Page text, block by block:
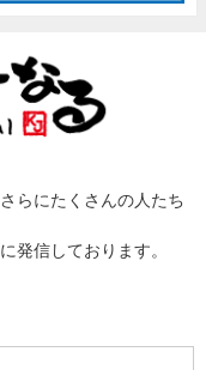
らにたくさんの人たち
発信しております。